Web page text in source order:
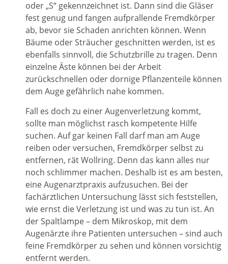
oder „S“ gekennzeichnet ist. Dann sind die Gläser
fest genug und fangen aufprallende Fremdkörper
ab, bevor sie Schaden anrichten können. Wenn
Bäume oder Sträucher geschnitten werden, ist es
ebenfalls sinnvoll, die Schutzbrille zu tragen. Denn
einzelne Äste können bei der Arbeit
zurückschnellen oder dornige Pflanzenteile können
dem Auge gefährlich nahe kommen.
Fall es doch zu einer Augenverletzung kommt,
sollte man möglichst rasch kompetente Hilfe
suchen. Auf gar keinen Fall darf man am Auge
reiben oder versuchen, Fremdkörper selbst zu
entfernen, rät Wollring. Denn das kann alles nur
noch schlimmer machen. Deshalb ist es am besten,
eine Augenarztpraxis aufzusuchen. Bei der
fachärztlichen Untersuchung lässt sich feststellen,
wie ernst die Verletzung ist und was zu tun ist. An
der Spaltlampe – dem Mikroskop, mit dem
Augenärzte ihre Patienten untersuchen – sind auch
feine Fremdkörper zu sehen und können vorsichtig
entfernt werden.